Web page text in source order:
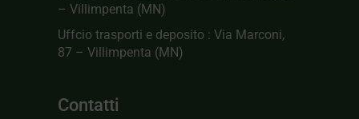
– Villimpenta (MN)
Uffcio trasporti e deposito : Via Marconi,
87 – Villimpenta (MN)
Contatti